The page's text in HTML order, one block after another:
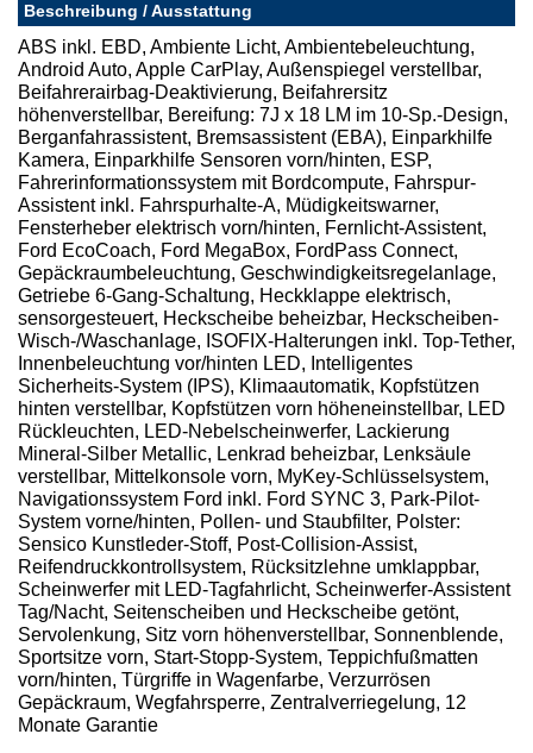
Beschreibung / Ausstattung
ABS inkl. EBD, Ambiente Licht, Ambientebeleuchtung,
Android Auto, Apple CarPlay, Außenspiegel verstellbar,
Beifahrerairbag-Deaktivierung, Beifahrersitz
höhenverstellbar, Bereifung: 7J x 18 LM im 10-Sp.-Design,
Berganfahrassistent, Bremsassistent (EBA), Einparkhilfe
Kamera, Einparkhilfe Sensoren vorn/hinten, ESP,
Fahrerinformationssystem mit Bordcompute, Fahrspur-
Assistent inkl. Fahrspurhalte-A, Müdigkeitswarner,
Fensterheber elektrisch vorn/hinten, Fernlicht-Assistent,
Ford EcoCoach, Ford MegaBox, FordPass Connect,
Gepäckraumbeleuchtung, Geschwindigkeitsregelanlage,
Getriebe 6-Gang-Schaltung, Heckklappe elektrisch,
sensorgesteuert, Heckscheibe beheizbar, Heckscheiben-
Wisch-/Waschanlage, ISOFIX-Halterungen inkl. Top-Tether,
Innenbeleuchtung vor/hinten LED, Intelligentes
Sicherheits-System (IPS), Klimaautomatik, Kopfstützen
hinten verstellbar, Kopfstützen vorn höheneinstellbar, LED
Rückleuchten, LED-Nebelscheinwerfer, Lackierung
Mineral-Silber Metallic, Lenkrad beheizbar, Lenksäule
verstellbar, Mittelkonsole vorn, MyKey-Schlüsselsystem,
Navigationssystem Ford inkl. Ford SYNC 3, Park-Pilot-
System vorne/hinten, Pollen- und Staubfilter, Polster:
Sensico Kunstleder-Stoff, Post-Collision-Assist,
Reifendruckkontrollsystem, Rücksitzlehne umklappbar,
Scheinwerfer mit LED-Tagfahrlicht, Scheinwerfer-Assistent
Tag/Nacht, Seitenscheiben und Heckscheibe getönt,
Servolenkung, Sitz vorn höhenverstellbar, Sonnenblende,
Sportsitze vorn, Start-Stopp-System, Teppichfußmatten
vorn/hinten, Türgriffe in Wagenfarbe, Verzurrösen
Gepäckraum, Wegfahrsperre, Zentralverriegelung, 12
Monate Garantie